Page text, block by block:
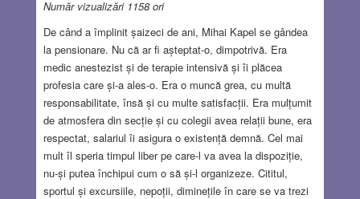
Număr vizualizări 1158 ori
De când a împlinit șaizeci de ani, Mihai Kapel se gândea
la pensionare. Nu că ar fi așteptat-o, dimpotrivă. Era
medic anestezist și de terapie intensivă și îi plăcea
profesia care și-a ales-o. Era o muncă grea, cu multă
responsabilitate, însă și cu multe satisfacții. Era mulțumit
de atmosfera din secție și cu colegii avea relații bune, era
respectat, salariul îi asigura o existență demnă. Cel mai
mult îl speria timpul liber pe care-l va avea la dispoziție,
nu-și putea închipui cum o să și-l organizeze. Cititul,
sportul și excursiile, nepoții, diminețile în care se va trezi